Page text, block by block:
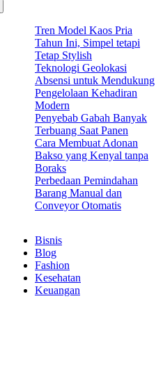
Tren Model Kaos Pria
Tahun Ini, Simpel tetapi
Tetap Stylish
Teknologi Geolokasi
Absensi untuk Mendukung
Pengelolaan Kehadiran
Modern
Penyebab Gabah Banyak
Terbuang Saat Panen
Cara Membuat Adonan
Bakso yang Kenyal tanpa
Boraks
Perbedaan Pemindahan
Barang Manual dan
Conveyor Otomatis
Bisnis
Blog
Fashion
Kesehatan
Keuangan